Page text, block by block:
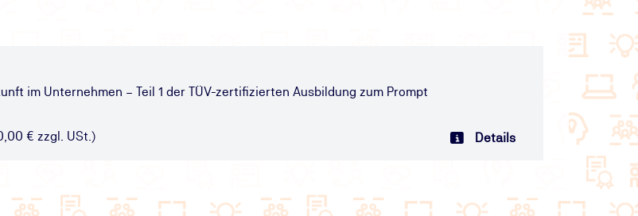
im Unternehmen – Teil 1 der TÜV-zertifizierten Ausbildung zum Prompt
€ zzgl. USt.) Details